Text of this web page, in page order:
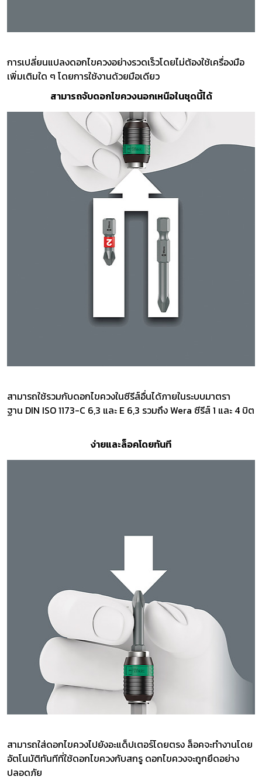
การเปลี่ยนแปลงดอกไขควงอย่างรวดเร็วโดยไม่ต้องใช้เครื่องมือ
เพิ่มเติมใด ๆ โดยการใช้งานด้วยมือเดียว
สามารถจับดอกไขควงนอกเหนือในชุดนี้ได้
สามารถใช้รวมกับดอกไขควงในซีรีส์อื่นได้ภายในระบบมาตรา
ฐาน DIN ISO 1173-C 6,3 และ E 6,3 รวมถึง Wera ซีรีส์ 1 และ 4 บิต
ง่ายและล็อคโดยทันที
สามารถใส่ดอกไขควงไปยังอะแด็ปเตอร์โดยตรง ล็อคจะทำงานโดย
อัตโนมัติทันทีที่ใช้ดอกไขควงกับสกรู ดอกไขควงจะถูกยึดอย่าง
ปลอดภัย